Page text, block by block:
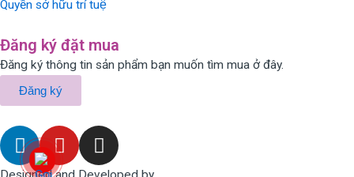
Quyền sở hữu trí tuệ
Đăng ký đặt mua
Đăng ký thông tin sản phẩm bạn muốn tìm mua ở đây.
Đăng ký
L
i
Y
o
I
n